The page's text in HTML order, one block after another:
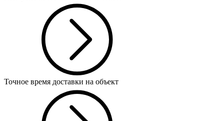
Точное время доставки на объект